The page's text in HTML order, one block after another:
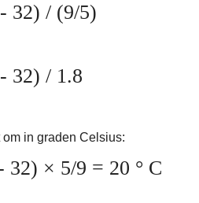
- 32) / (9/5)
- 32) / 1.8
in graden Celsius:
32) × 5/9 = 20 ° C